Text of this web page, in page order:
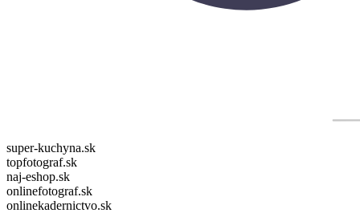
super-kuchyna.sk
topfotograf.sk
naj-eshop.sk
onlinefotograf.sk
onlinekadernictvo.sk